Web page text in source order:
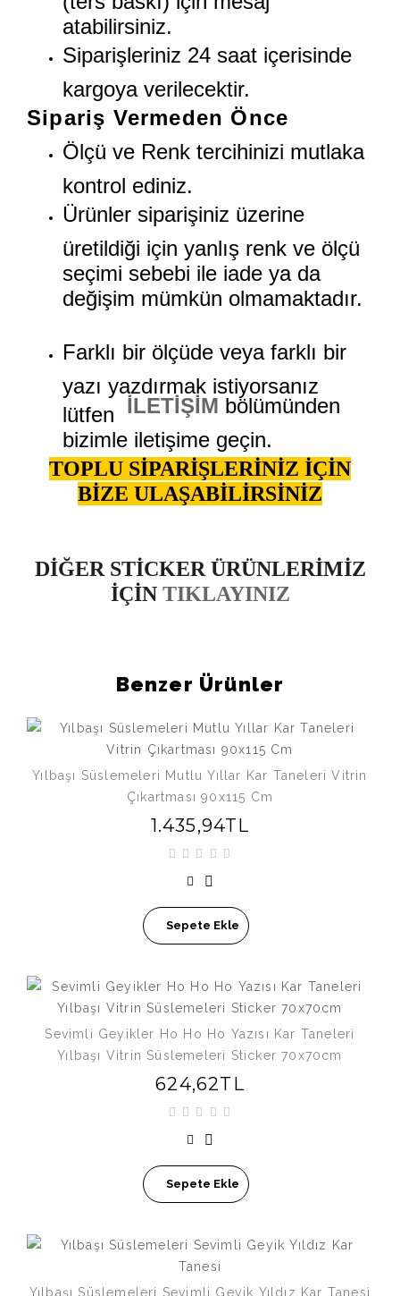
atabilirsiniz.
Siparişleriniz 24 saat içerisinde
kargoya verilecektir.
Sipariş Vermeden Önce
Ölçü ve Renk tercihinizi mutlaka
kontrol ediniz.
Ürünler siparişiniz üzerine
üretildiği için yanlış renk ve ölçü
seçimi sebebi ile iade ya da
değişim mümkün olmamaktadır.
Farklı bir ölçüde veya farklı bir
yazı yazdırmak istiyorsanız
lütfen İLETİŞİM bölümünden
bizimle iletişime geçin.
TOPLU SİPARİŞLERİNİZ İÇİN
BİZE ULAŞABİLİRSİNİZ
DİĞER STİCKER ÜRÜNLERİMİZ
İÇİNTIKLAYINIZ
Benzer Ürünler
Yılbaşı Süslemeleri Mutlu Yıllar Kar Taneleri Vitrin
Çıkartması 90x115 Cm
1.435,94TL
Sepete Ekle
Sevimli Geyikler Ho Ho Ho Yazısı Kar Taneleri
Yılbaşı Vitrin Süslemeleri Sticker 70x70cm
624,62TL
Sepete Ekle
Yılbaşı Süslemeleri Sevimli Geyik Yıldız Kar Tanesi